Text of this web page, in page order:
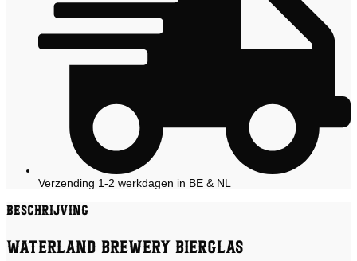
Verzending 1-2 werkdagen in BE & NL
Beschrijving
Waterland Brewery Bierglas